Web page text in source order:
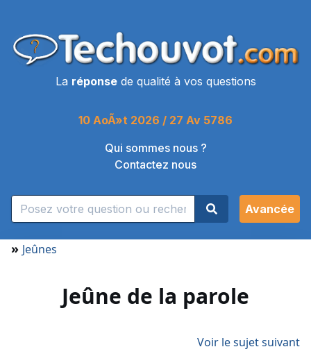
La réponsede qualité à vos questions
10 AoÃ»t 2026 / 27 Av 5786
Qui sommes nous ?
Contactez nous
Avancée
» Jeûnes
Jeûne de la parole
Voir le sujet suivant